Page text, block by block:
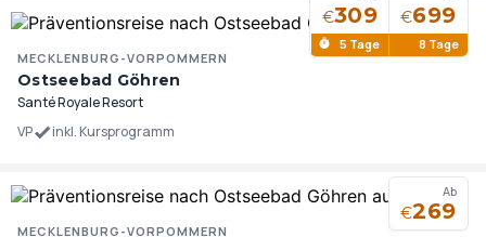
€309
5 Tage
€699
8 Tage
MECKLENBURG-VORPOMMERN
Ostseebad Göhren
Santé Royale Resort
VP
inkl. Kursprogramm
Ab
€269
MECKLENBURG-VORPOMMERN